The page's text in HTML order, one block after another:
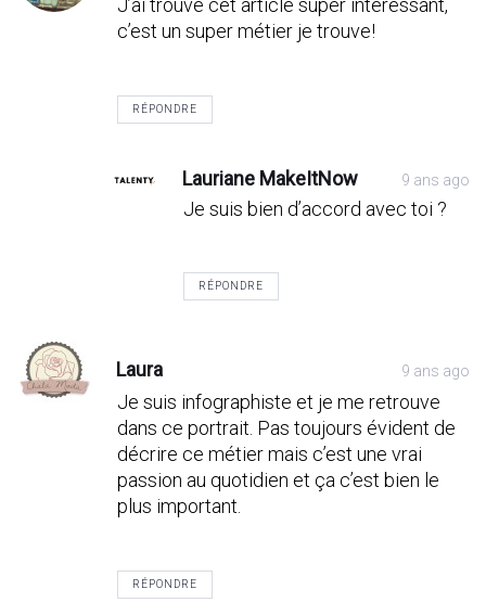
J’ai trouvé cet article super intéressant,
c’est un super métier je trouve!
RÉPONDRE
Lauriane MakeItNow 9 ans ago
Je suis bien d’accord avec toi ?
RÉPONDRE
Laura 9 ans ago
Je suis infographiste et je me retrouve
dans ce portrait. Pas toujours évident de
décrire ce métier mais c’est une vrai
passion au quotidien et ça c’est bien le
plus important.
RÉPONDRE